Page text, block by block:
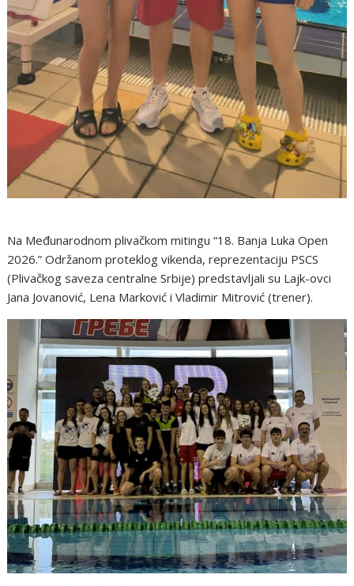
Na Međunarodnom plivačkom mitingu “18. Banja Luka Open
2026.” Održanom proteklog vikenda, reprezentaciju PSCS
(Plivačkog saveza centralne Srbije) predstavljali su Lajk-ovci
Jana Jovanović, Lena Marković i Vladimir Mitrović (trener).